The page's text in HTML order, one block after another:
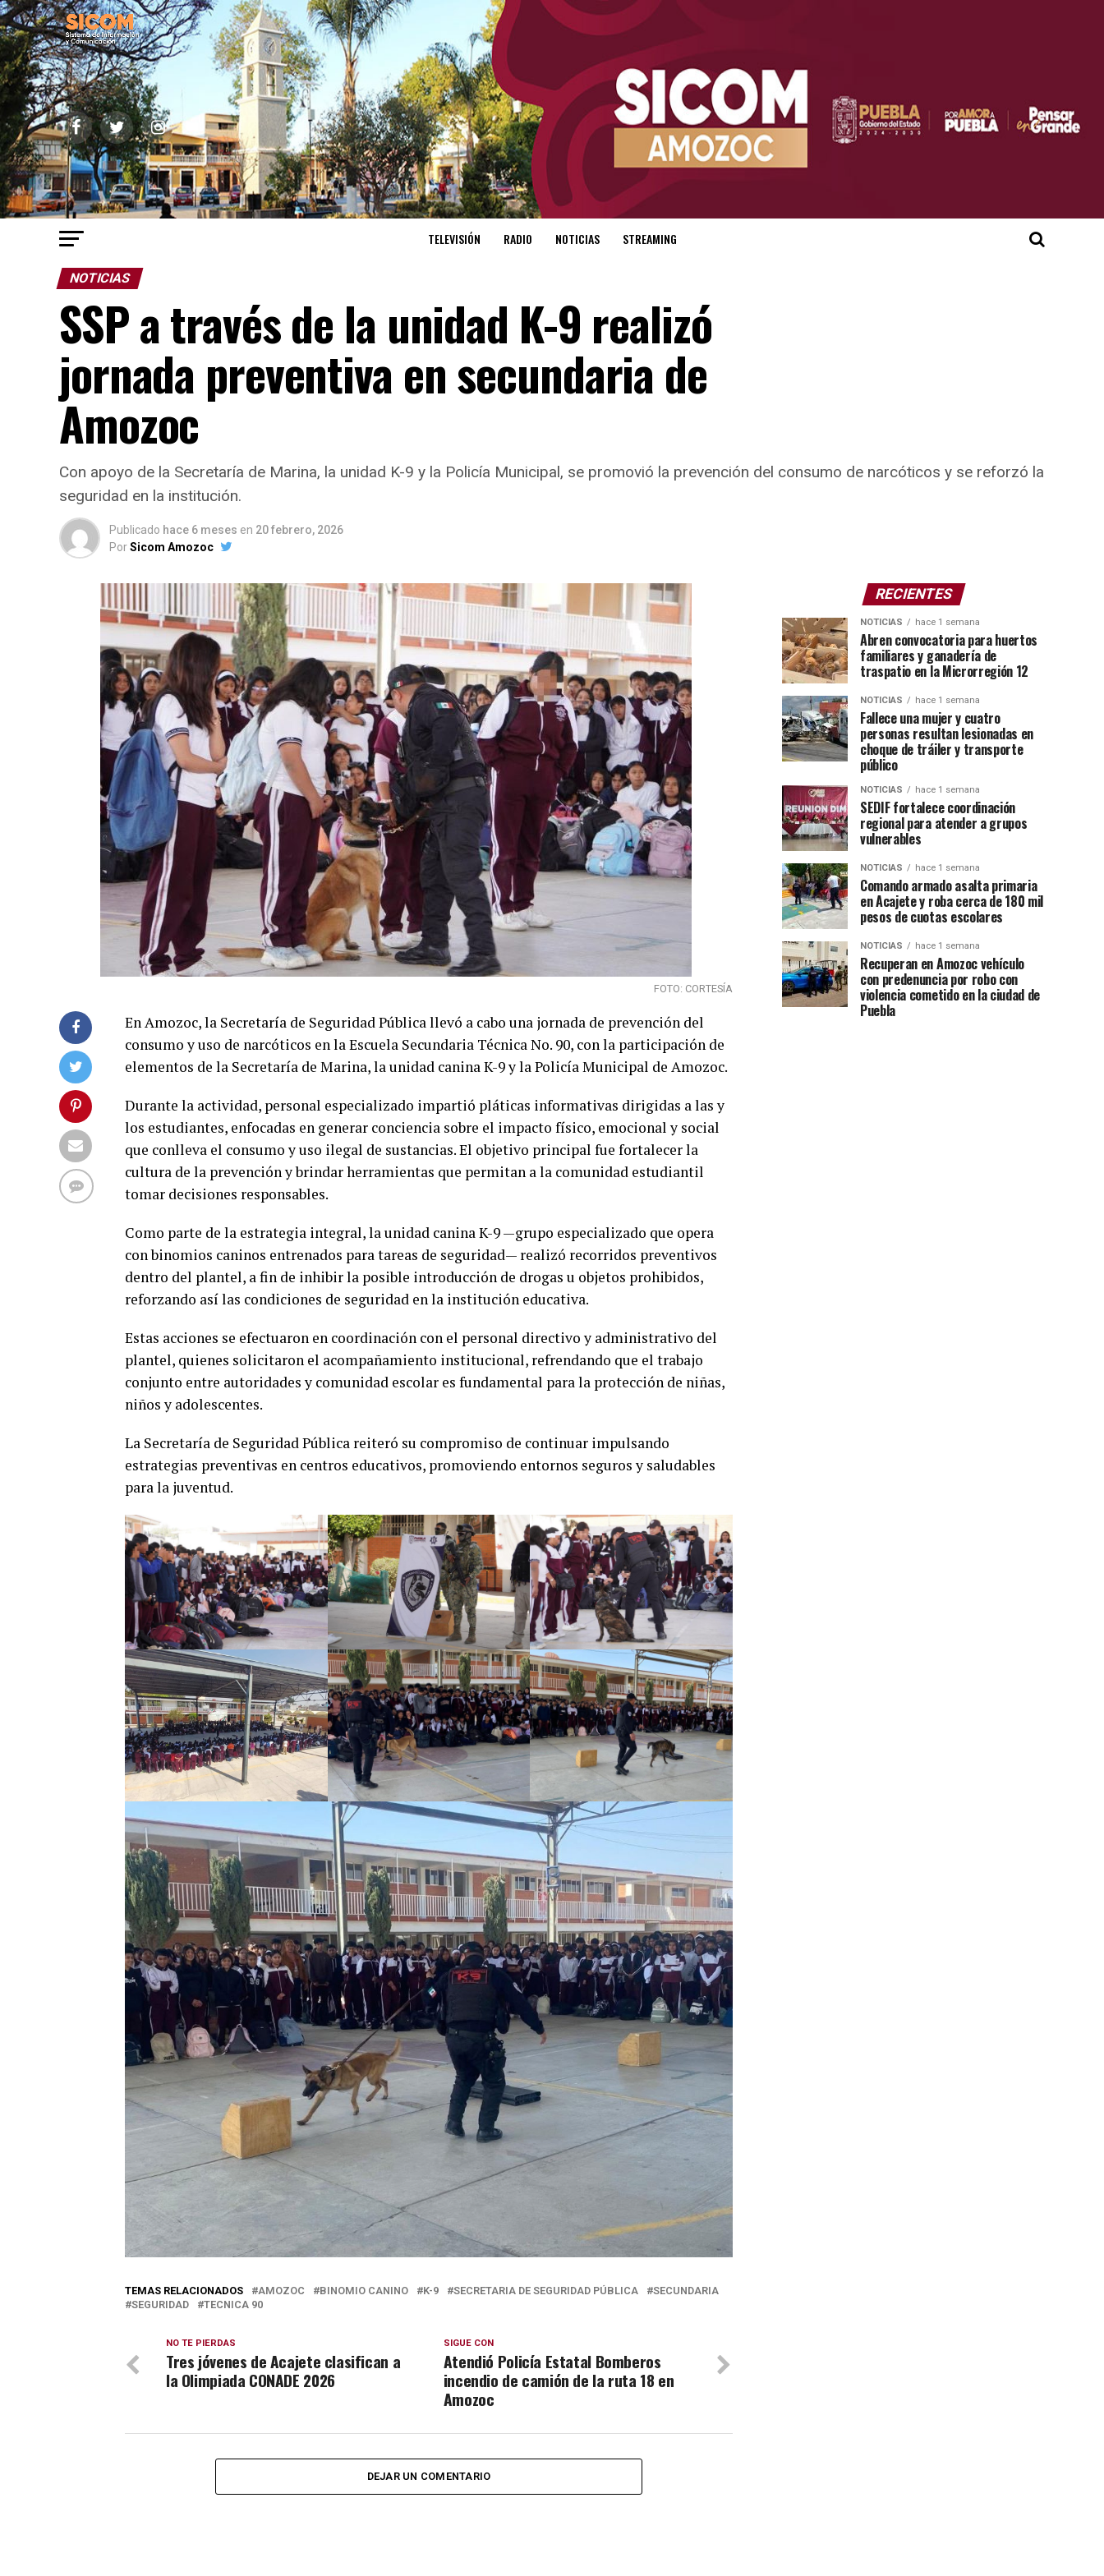
TELEVISIÓN RADIO NOTICIAS STREAMING
NOTICIAS
SSP a través de la unidad K-9 realizó
jornada preventiva en secundaria de
Amozoc
Con apoyo de la Secretaría de Marina, la unidad K-9 y la Policía Municipal, se promovió la prevención del consumo de narcóticos y se reforzó la
seguridad en la institución.
Publicado hace 6 meses en 20 febrero, 2026
PorSicom Amozoc
FOTO: CORTESÍA
En Amozoc, la Secretaría de Seguridad Pública llevó a cabo una jornada de prevención del
consumo y uso de narcóticos en la Escuela Secundaria Técnica No. 90, con la participación de
elementos de la Secretaría de Marina, la unidad canina K-9 y la Policía Municipal de Amozoc.
Durante la actividad, personal especializado impartió pláticas informativas dirigidas a las y
los estudiantes, enfocadas en generar conciencia sobre el impacto físico, emocional y social
que conlleva el consumo y uso ilegal de sustancias. El objetivo principal fue fortalecer la
cultura de la prevención y brindar herramientas que permitan a la comunidad estudiantil
tomar decisiones responsables.
Como parte de la estrategia integral, la unidad canina K-9 —grupo especializado que opera
con binomios caninos entrenados para tareas de seguridad— realizó recorridos preventivos
dentro del plantel, a fin de inhibir la posible introducción de drogas u objetos prohibidos,
reforzando así las condiciones de seguridad en la institución educativa.
Estas acciones se efectuaron en coordinación con el personal directivo y administrativo del
plantel, quienes solicitaron el acompañamiento institucional, refrendando que el trabajo
conjunto entre autoridades y comunidad escolar es fundamental para la protección de niñas,
niños y adolescentes.
La Secretaría de Seguridad Pública reiteró su compromiso de continuar impulsando
estrategias preventivas en centros educativos, promoviendo entornos seguros y saludables
para la juventud.
TEMAS RELACIONADOS AMOZOC BINOMIO CANINO K-9 SECRETARIA DE SEGURIDAD PÚBLICA
SECUNDARIA
SEGURIDAD
TECNICA 90
SIGUE CON
Atendió Policía Estatal Bomberos
incendio de camión de la ruta 18 en
Amozoc
NO TE PIERDAS
Tres jóvenes de Acajete clasifican a
la Olimpiada CONADE 2026
DEJAR UN COMENTARIO
RECIENTES
NOTICIAS hace 1 semana
Abren convocatoria para huertos
familiares y ganadería de
traspatio en la Microrregión 12
NOTICIAS hace 1 semana
Fallece una mujer y cuatro
personas resultan lesionadas en
choque de tráiler y transporte
público
NOTICIAS hace 1 semana
SEDIF fortalece coordinación
regional para atender a grupos
vulnerables
NOTICIAS hace 1 semana
Comando armado asalta primaria
en Acajete y roba cerca de 180 mil
pesos de cuotas escolares
NOTICIAS hace 1 semana
Recuperan en Amozoc vehículo
con predenuncia por robo con
violencia cometido en la ciudad de
Puebla